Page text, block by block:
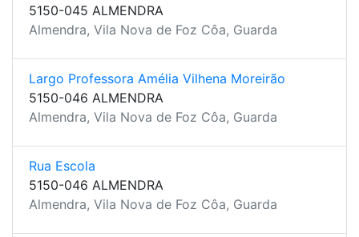
5150-045 ALMENDRA
Almendra, Vila Nova de Foz Côa, Guarda
Largo Professora Amélia Vilhena Moreirão
5150-046 ALMENDRA
Almendra, Vila Nova de Foz Côa, Guarda
Rua Escola
5150-046 ALMENDRA
Almendra, Vila Nova de Foz Côa, Guarda